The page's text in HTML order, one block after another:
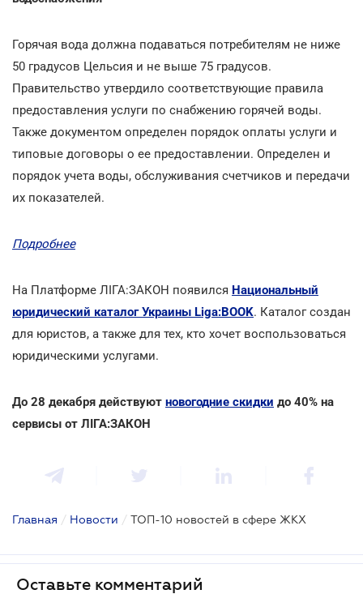
Горячая вода должна подаваться потребителям не ниже
50 градусов Цельсия и не выше 75 градусов.
Правительство утвердило соответствующие правила
предоставления услуги по снабжению горячей воды.
Также документом определен порядок оплаты услуги и
типовые договоры о ее предоставлении. Определен и
порядок учета воды, обслуживания счетчиков и передачи
их показателей.
Подробнее
На Платформе ЛІГА:ЗАКОН появился Национальный
юридический каталог Украины Liga:BOOK. Каталог создан
для юристов, а также для тех, кто хочет воспользоваться
юридическими услугами.
До 28 декабря действуют новогодние скидки до 40% на
сервисы от ЛІГА:ЗАКОН
Главная / Новости / ТОП-10 новостей в сфере ЖКХ
Оставьте комментарий